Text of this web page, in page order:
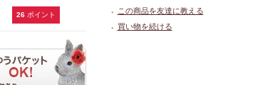
26ポイント ● この商品を友達に教える
● 買い物を続ける